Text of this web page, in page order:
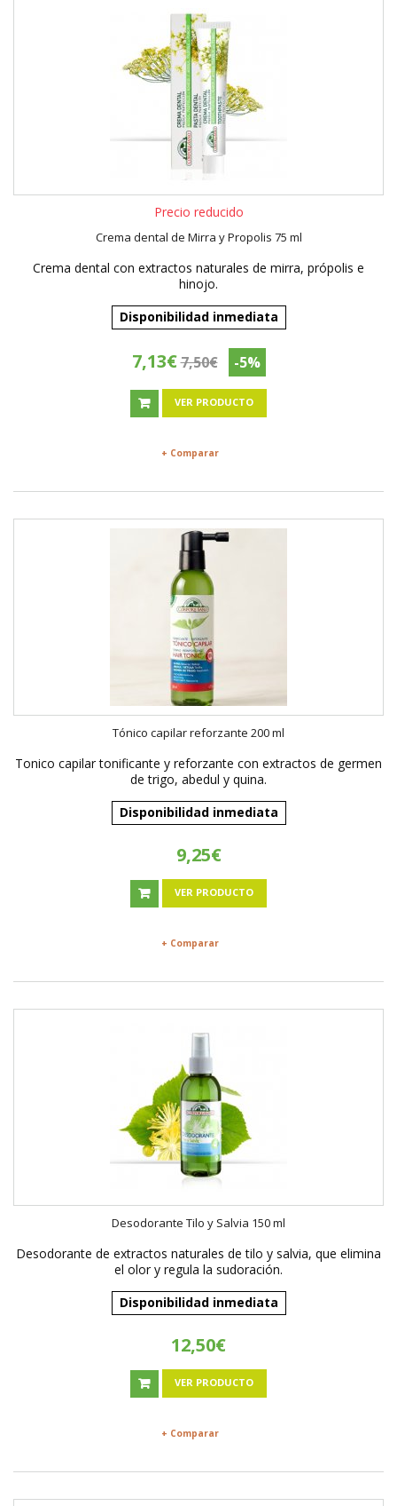
Precio reducido
Crema dental de Mirra y Propolis 75 ml
Crema dental con extractos naturales de mirra, própolis e
hinojo.
Disponibilidad inmediata
7,13€7,50€ -5%
VER PRODUCTO
+ Comparar
Tónico capilar reforzante 200 ml
Tonico capilar tonificante y reforzante con extractos de germen
de trigo, abedul y quina.
Disponibilidad inmediata
9,25€
VER PRODUCTO
+ Comparar
Desodorante Tilo y Salvia 150 ml
Desodorante de extractos naturales de tilo y salvia, que elimina
el olor y regula la sudoración.
Disponibilidad inmediata
12,50€
VER PRODUCTO
+ Comparar